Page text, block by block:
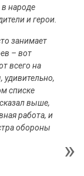
народе
и герои.
занимает
– вот
всего на
удивительно,
списке
выше,
работа, и
обороны